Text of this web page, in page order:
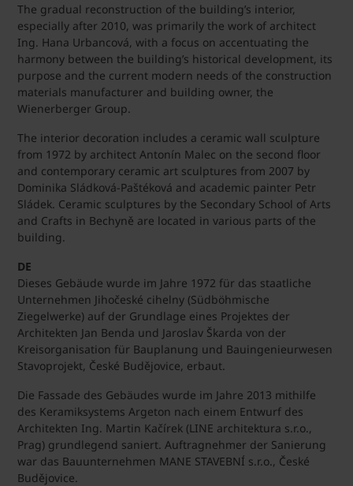
The gradual reconstruction of the building’s interior,
especially after 2010, was primarily the work of architect
Ing. Hana Urbancová, with a focus on accentuating the
harmony between the building’s historical development, its
purpose and the current modern needs of the construction
materials manufacturer and building owner, the
Wienerberger Group.
The interior decoration includes a ceramic wall sculpture
from 1972 by architect Antonín Malec on the second floor
and contemporary ceramic art sculptures from 2007 by
Dominika Sládková-Paštéková and academic painter Petr
Sládek. Ceramic sculptures by the Secondary School of Arts
and Crafts in Bechyně are located in various parts of the
building.
DE
Dieses Gebäude wurde im Jahre 1972 für das staatliche
Unternehmen Jihočeské cihelny (Südböhmische
Ziegelwerke) auf der Grundlage eines Projektes der
Architekten Jan Benda und Jaroslav Škarda von der
Kreisorganisation für Bauplanung und Bauingenieurwesen
Stavoprojekt, České Budějovice, erbaut.
Die Fassade des Gebäudes wurde im Jahre 2013 mithilfe
des Keramiksystems Argeton nach einem Entwurf des
Architekten Ing. Martin Kačírek (LINE architektura s.r.o.,
Prag) grundlegend saniert. Auftragnehmer der Sanierung
war das Bauunternehmen MANE STAVEBNÍ s.r.o., České
Budějovice.